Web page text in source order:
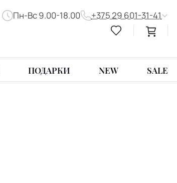
Пн-Вс 9.00-18.00 +375 29 601-31-41
ПОДАРКИ NEW SALE